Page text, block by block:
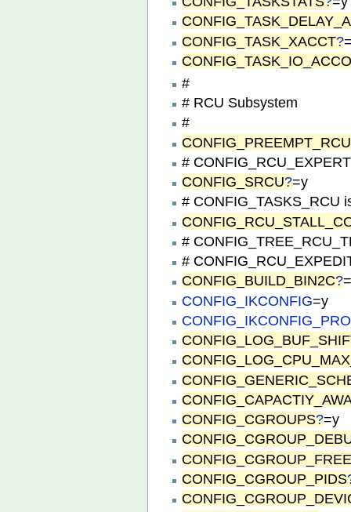
CONFIG_TASK_XACCT?
#
# RCU Subsystem
#
CONFIG_PREEMPT_RCU
#
CONFIG_SRCU?=y
# CONFIG_TASKS_RCU
#
#
CONFIG_BUILD_BIN2C?
CONFIG_IKCONFIG=y
CONFIG_CGROUPS?=y
CONFIG_CGROUP_PIDS